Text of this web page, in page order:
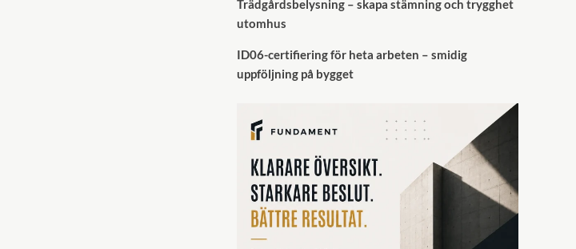
Trädgårdsbelysning – skapa stämning och trygghet
utomhus
ID06-certifiering för heta arbeten – smidig
uppföljning på bygget